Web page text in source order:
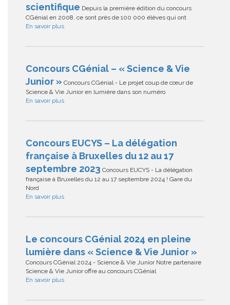
scientifique Depuis la première édition du concours
CGénial en 2008, ce sont près de 100 000 élèves qui ont
En savoir plus
Concours CGénial – « Science & Vie
Junior » Concours CGénial - Le projet coup de cœur de
Science & Vie Junior en lumière dans son numéro
En savoir plus
Concours EUCYS – La délégation
française à Bruxelles du 12 au 17
septembre 2023 Concours EUCYS - La délégation
française à Bruxelles du 12 au 17 septembre 2024 ! Gare du
Nord
En savoir plus
Le concours CGénial 2024 en pleine
lumière dans « Science & Vie Junior »
Concours CGénial 2024 - Science & Vie Junior Notre partenaire
Science & Vie Junior offre au concours CGénial
En savoir plus